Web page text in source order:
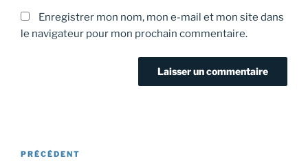
Enregistrer mon nom, mon e-mail et mon site dans
le navigateur pour mon prochain commentaire.
Navigation
Article
PRÉCÉDENT